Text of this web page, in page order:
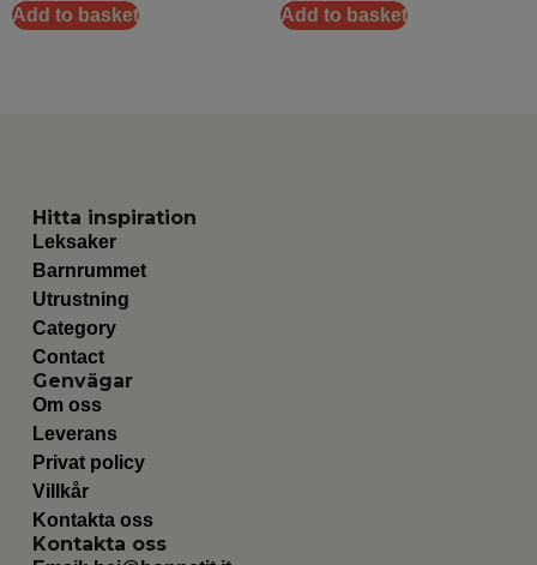
Add to basket Add to basket
Hitta inspiration
Leksaker
Barnrummet
Utrustning
Category
Contact
Genvägar
Om oss
Leverans
Privat policy
Villkår
Kontakta oss
Kontakta oss